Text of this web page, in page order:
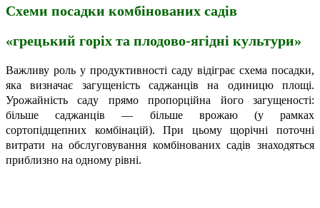
Схеми посадки комбінованих садів
«грецький горіх та плодово-ягідні культури»
Важливу роль у продуктивності саду відіграє схема посадки,
яка визначає загущеність саджанців на одиницю площі.
Урожайність саду прямо пропорційна його загущеності:
більше саджанців — більше врожаю (у рамках
сортопідщепних комбінацій). При цьому щорічні поточні
витрати на обслуговування комбінованих садів знаходяться
приблизно на одному рівні.